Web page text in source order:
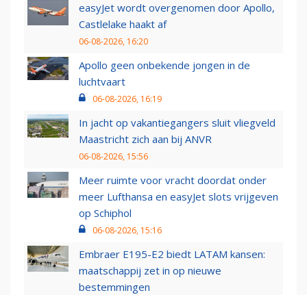
easyJet wordt overgenomen door Apollo,
Castlelake haakt af
06-08-2026, 16:20
Apollo geen onbekende jongen in de
luchtvaart
06-08-2026, 16:19
In jacht op vakantiegangers sluit vliegveld
Maastricht zich aan bij ANVR
06-08-2026, 15:56
Meer ruimte voor vracht doordat onder
meer Lufthansa en easyJet slots vrijgeven
op Schiphol
06-08-2026, 15:16
Embraer E195-E2 biedt LATAM kansen:
maatschappij zet in op nieuwe
bestemmingen